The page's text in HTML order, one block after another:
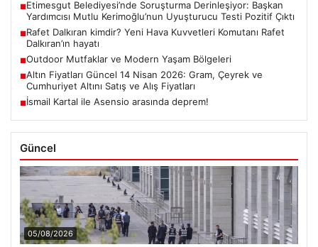
■Etimesgut Belediyesi’nde Soruşturma Derinleşiyor: Başkan
Yardımcısı Mutlu Kerimoğlu’nun Uyuşturucu Testi Pozitif Çıktı
■Rafet Dalkıran kimdir? Yeni Hava Kuvvetleri Komutanı Rafet
Dalkıran’ın hayatı
■Outdoor Mutfaklar ve Modern Yaşam Bölgeleri
■Altın Fiyatları Güncel 14 Nisan 2026: Gram, Çeyrek ve
Cumhuriyet Altını Satış ve Alış Fiyatları
■İsmail Kartal ile Asensio arasında deprem!
Güncel
05/08/2026